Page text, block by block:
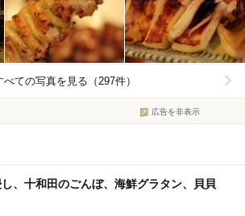
べての写真を見る（297件）
広告を非表示
、十和田のごんぼ、海鮮グラタン、貝貝